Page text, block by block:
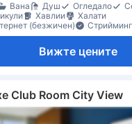
Вана Душ Огледало
Хавлии
Халати
(безжичен)
Вижте цените
Club Room City View